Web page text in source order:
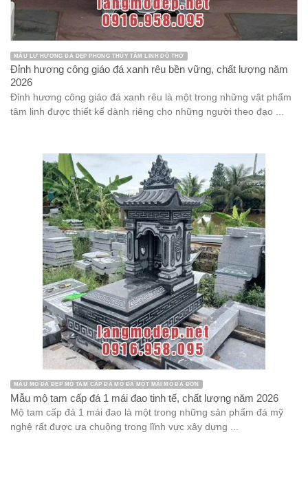
MẪU LƯ HƯƠNG ĐÁ ĐẸP PHONG THỦY TÂM LINH ĐỒ THỜ
Đỉnh hương công giáo đá xanh rêu bền vững, chất lượng năm
2026
Đỉnh hương công giáo đá xanh rêu là một trong những vật phẩm
tâm linh được thiết kế dành riêng cho những người theo đạo ...
MẪU MỘ ĐÁ ĐẸP MỘ TAM CẤP ĐÁ MỘ ĐÁ MỘT MÁI MỘ ĐÁ ĐƠN
Mẫu mộ tam cấp đá 1 mái đao tinh tế, chất lượng năm 2026
Mộ tam cấp đá 1 mái đao là một trong những sản phẩm đá mỹ
nghệ rất được ưa chuộng trong lĩnh vực xây dựng ...